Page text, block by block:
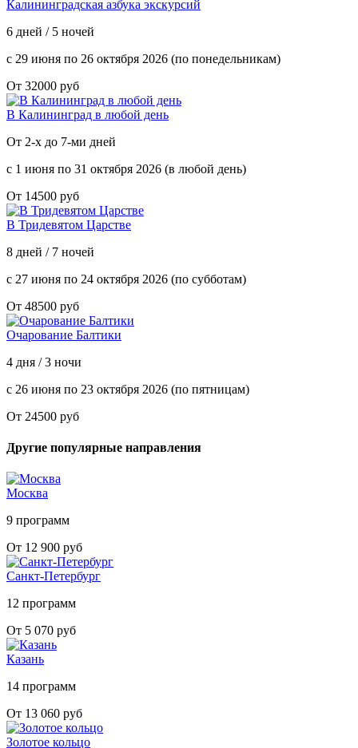
Калининградская азбука экскурсий
6 дней / 5 ночей
с 29 июня по 26 октября 2026 (по понедельникам)
От 32000 руб
В Калининград в любой день
От 2-х до 7-ми дней
с 1 июня по 31 октября 2026 (в любой день)
От 14500 руб
В Тридевятом Царстве
8 дней / 7 ночей
с 27 июня по 24 октября 2026 (по субботам)
От 48500 руб
Очарование Балтики
4 дня / 3 ночи
с 26 июня по 23 октября 2026 (по пятницам)
От 24500 руб
Другие популярные направления
Москва
9 программ
От 12 900 руб
Санкт-Петербург
12 программ
От 5 070 руб
Казань
14 программ
От 13 060 руб
Золотое кольцо